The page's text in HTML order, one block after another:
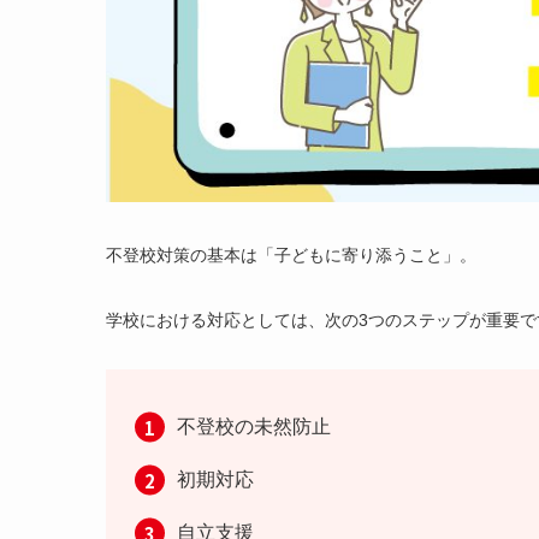
不登校対策の基本は「子どもに寄り添うこと」。
学校における対応としては、次の3つのステップが重要
不登校の未然防止
初期対応
自立支援